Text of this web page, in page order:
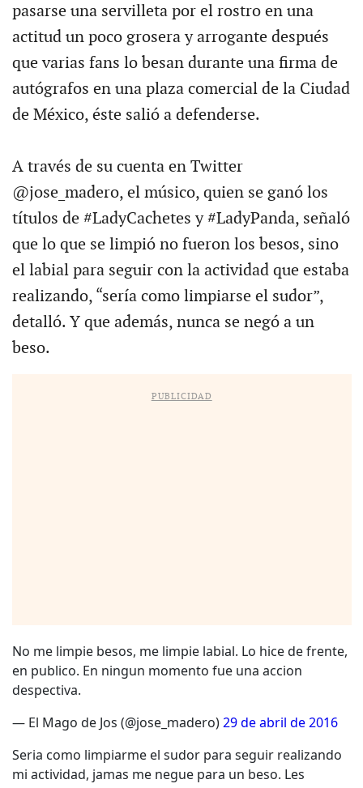
pasarse una servilleta por el rostro en una
actitud un poco grosera y arrogante después
que varias fans lo besan durante una firma de
autógrafos en una plaza comercial de la Ciudad
de México, éste salió a defenderse.
A través de su cuenta en Twitter
@jose_madero, el músico, quien se ganó los
títulos de #LadyCachetes y #LadyPanda, señaló
que lo que se limpió no fueron los besos, sino
el labial para seguir con la actividad que estaba
realizando, “sería como limpiarse el sudor”,
detalló. Y que además, nunca se negó a un
beso.
PUBLICIDAD
No me limpie besos, me limpie labial. Lo hice de frente,
en publico. En ningun momento fue una accion
despectiva.
— El Mago de Jos (@jose_madero)29 de abril de 2016
Seria como limpiarme el sudor para seguir realizando
mi actividad, jamas me negue para un beso. Les